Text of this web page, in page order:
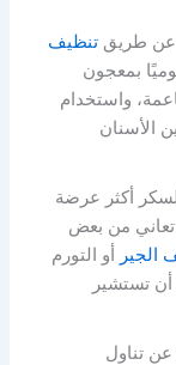
عن طريقتنظيف
بمعجون
واستخدام
الأسنان
أكثر عرضة
تعاني من بعض
الجير أو التورم
أن تستشير
تناول